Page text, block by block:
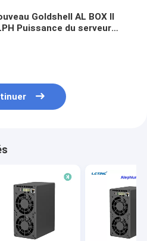
Goldshell AL BOX II
Puissance du serveur